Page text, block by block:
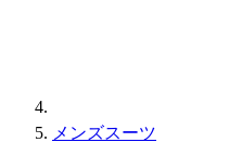
メンズスーツ